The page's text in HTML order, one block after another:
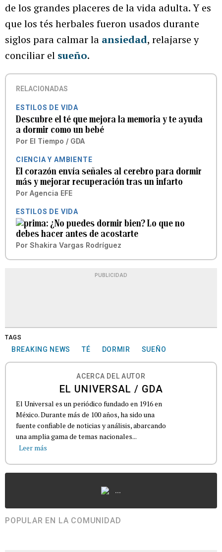
de los grandes placeres de la vida adulta. Y es
que los tés herbales fueron usados durante
siglos para calmar la ansiedad, relajarse y
conciliar el sueño.
RELACIONADAS
ESTILOS DE VIDA
Descubre el té que mejora la memoria y te ayuda
a dormir como un bebé
Por El Tiempo / GDA
CIENCIA Y AMBIENTE
El corazón envía señales al cerebro para dormir
más y mejorar recuperación tras un infarto
Por Agencia EFE
ESTILOS DE VIDA
¿No puedes dormir bien? Lo que no
debes hacer antes de acostarte
Por Shakira Vargas Rodríguez
PUBLICIDAD
TAGS
BREAKING NEWS TÉ DORMIR SUEÑO
ACERCA DEL AUTOR
EL UNIVERSAL / GDA
El Universal es un periódico fundado en 1916 en
México. Durante más de 100 años, ha sido una
fuente confiable de noticias y análisis, abarcando
una amplia gama de temas nacionales...
Leer más
...
POPULAR EN LA COMUNIDAD